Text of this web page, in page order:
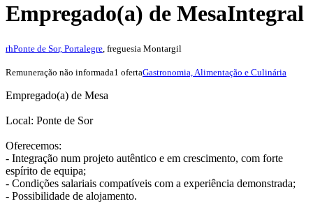
Empregado(a) de MesaIntegral
rhPonte de Sor, Portalegre , freguesia Montargil
Remuneração não informada1 ofertaGastronomia, Alimentação e Culinária
Empregado(a) de Mesa
Local: Ponte de Sor
Oferecemos:
- Integração num projeto autêntico e em crescimento, com forte
espírito de equipa;
- Condições salariais compatíveis com a experiência demonstrada;
- Possibilidade de alojamento.